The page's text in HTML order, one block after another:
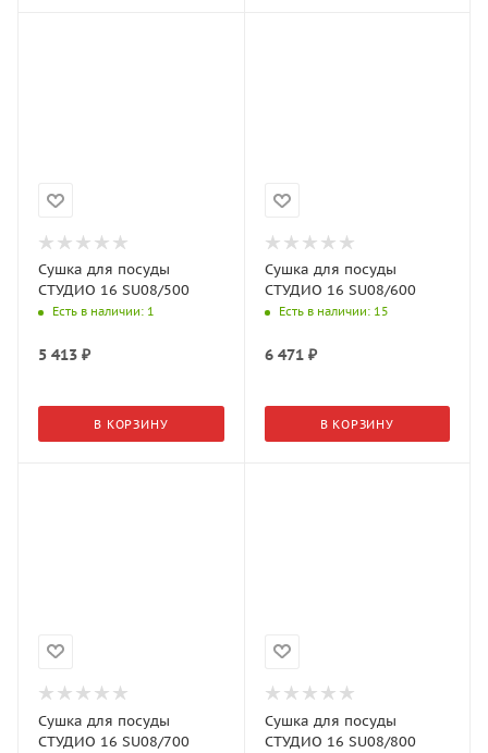
Сушка для посуды
СТУДИО 16 SU08/500
Есть в наличии: 1
5 413 ₽
В КОРЗИНУ
Сушка для посуды
СТУДИО 16 SU08/600
Есть в наличии: 15
6 471₽
В КОРЗИНУ
Сушка для посуды
СТУДИО 16 SU08/700
Сушка для посуды
СТУДИО 16 SU08/800